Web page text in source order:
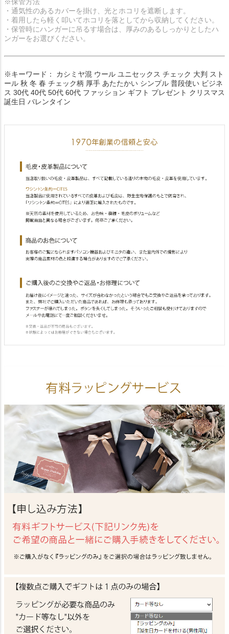
・通気性のあるカバーを掛け、光とホコリを遮断します。
・着用したら軽く叩いてホコリを落としてから収納してください。
・保管時にハンガーに吊るす場合は、厚みのあるしっかりとしたハ
ンガーをお選びください。
※キーワード： カシミヤ混 ウール ユニセックス チェック 大判 スト
ール 秋 冬 春 チェック柄 厚手 あたたかい シンプル 普段使い ビジネ
ス 30代 40代 50代 60代 ファッション ギフト プレゼント クリスマス
誕生日 バレンタイン